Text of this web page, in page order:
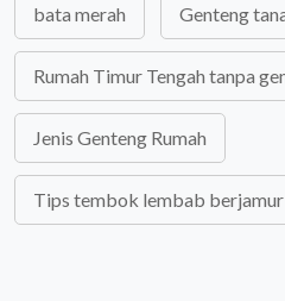
bata merah Genteng
Rumah Timur Tengah tanpa
Jenis Genteng Rumah
Tips tembok lembab berjamur